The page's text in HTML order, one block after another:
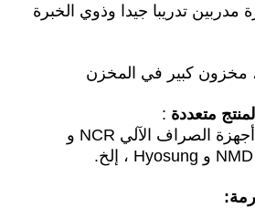
مدربين تدريبا جيدا وذوي الخبرة
مخزون كبير في المخزن
متعددة :
تغطي ماركات أجزاء أجهزة الصراف الآلي NCR و